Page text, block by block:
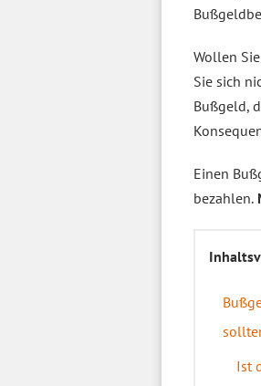
Wollen
Sie sich
Bußgeld,
Einen
bezahlen.
Ist